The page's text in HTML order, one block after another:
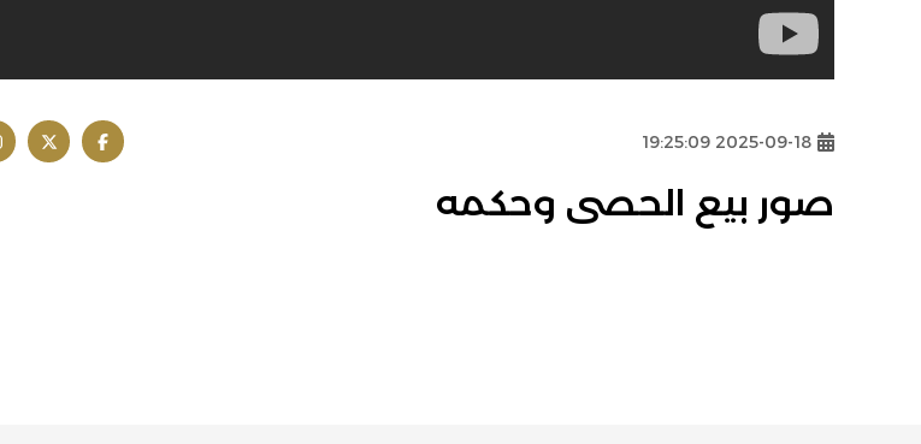
2025-09-18 19:25:09
صور بيع الحصى وحكمه